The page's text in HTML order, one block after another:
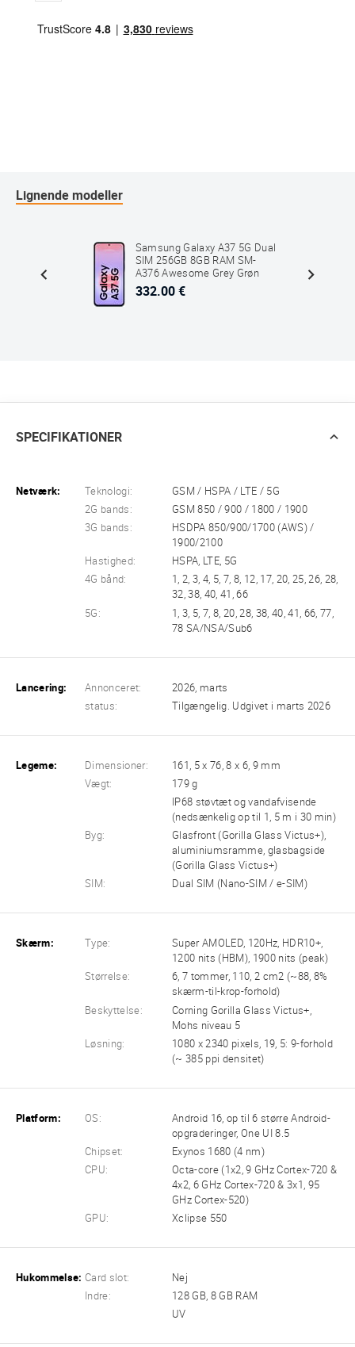
Lignende modeller
Samsung Galaxy A37 5G Dual
SIM 256GB 8GB RAM SM-
A376 Awesome Grey Grøn
332.00 €
SPECIFIKATIONER
Netværk: Teknologi:
GSM / HSPA / LTE / 5G
2G bands:
GSM 850 / 900 / 1800 / 1900
3G bands:
HSDPA 850/900/1700 (AWS) /
1900/2100
Hastighed:
HSPA, LTE, 5G
4G bånd:
1, 2, 3, 4, 5, 7, 8, 12, 17, 20, 25, 26, 28,
32, 38, 40, 41, 66
5G:
1, 3, 5, 7, 8, 20, 28, 38, 40, 41, 66, 77,
78 SA/NSA/Sub6
Lancering: Annonceret:
2026, marts
status:
Tilgængelig. Udgivet i marts 2026
Legeme: Dimensioner:
161, 5 x 76, 8 x 6, 9 mm
Vægt:
179 g
IP68 støvtæt og vandafvisende
(nedsænkelig op til 1, 5 m i 30 min)
Byg:
Glasfront (Gorilla Glass Victus+),
aluminiumsramme, glasbagside
(Gorilla Glass Victus+)
SIM:
Dual SIM (Nano-SIM / e-SIM)
Skærm: Type:
Super AMOLED, 120Hz, HDR10+,
1200 nits (HBM), 1900 nits (peak)
Størrelse:
6, 7 tommer, 110, 2 cm2 (~88, 8%
skærm-til-krop-forhold)
Beskyttelse:
Corning Gorilla Glass Victus+,
Mohs niveau 5
Løsning:
1080 x 2340 pixels, 19, 5: 9-forhold
(~ 385 ppi densitet)
Platform: OS:
Android 16, op til 6 større Android-
opgraderinger, One UI 8.5
Chipset:
Exynos 1680 (4 nm)
CPU:
Octa-core (1x2, 9 GHz Cortex-720 &
4x2, 6 GHz Cortex-720 & 3x1, 95
GHz Cortex-520)
GPU:
Xclipse 550
Hukommelse: Card slot:
Nej
Indre:
128 GB, 8 GB RAM
UV